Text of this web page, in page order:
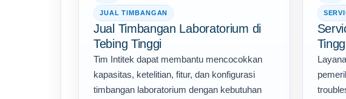
JUAL TIMBANGAN
Jual Timbangan Laboratorium di
Tebing Tinggi
Tim Intitek dapat membantu mencocokkan
kapasitas, ketelitian, fitur, dan konfigurasi
timbangan laboratorium dengan kebutuhan